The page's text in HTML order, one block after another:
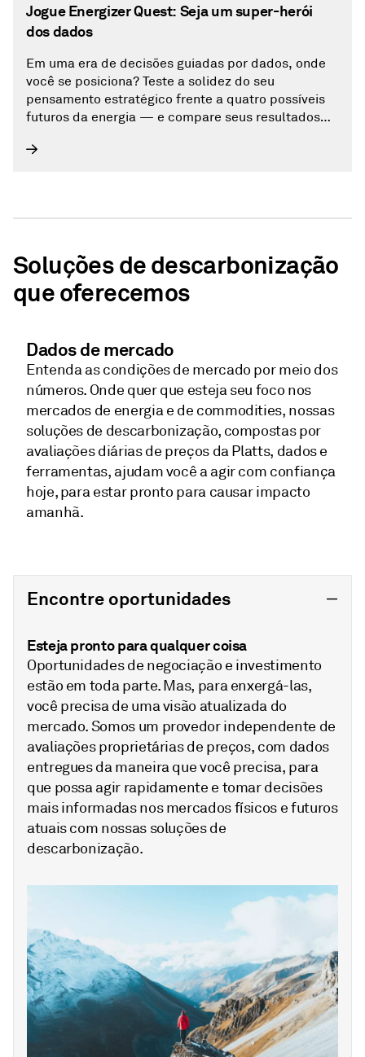
Jogue Energizer Quest: Seja um super-herói
dos dados
Em uma era de decisões guiadas por dados, onde
você se posiciona? Teste a solidez do seu
pensamento estratégico frente a quatro possíveis
futuros da energia — e compare seus resultados
Soluções de descarbonização
que oferecemos
Dados de mercado
Entenda as condições de mercado por meio dos
números. Onde quer que esteja seu foco nos
mercados de energia e de commodities, nossas
soluções de descarbonização, compostas por
avaliações diárias de preços da Platts, dados e
ferramentas, ajudam você a agir com confiança
hoje, para estar pronto para causar impacto
amanhã.
Encontre oportunidades
Esteja pronto para qualquer coisa
Oportunidades de negociação e investimento
estão em toda parte. Mas, para enxergá-las,
você precisa de uma visão atualizada do
mercado. Somos um provedor independente de
avaliações proprietárias de preços, com dados
entregues da maneira que você precisa, para
que possa agir rapidamente e tomar decisões
mais informadas nos mercados físicos e futuros
atuais com nossas soluções de
descarbonização.